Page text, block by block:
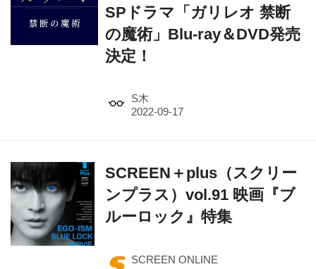
SPドラマ「ガリレオ 禁断
の魔術」Blu-ray＆DVD発売
決定！
S木
SCREEN＋plus（スクリー
ンプラス）vol.91 映画『ブ
ルーロック』特集
SCREEN ONLINE